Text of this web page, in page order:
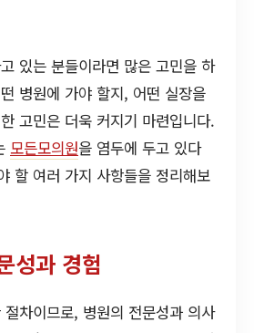
있는 분들이라면 많은 고민을 하
병원에 가야 할지, 어떤 실장을
고민은 더욱 커지기 마련입니다.
모든모의원을 염두에 두고 있다
할 여러 가지 사항들을 정리해보
성과 경험
차이므로, 병원의 전문성과 의사